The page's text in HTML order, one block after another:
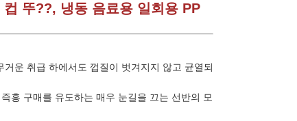
뚜??, 냉동 음료용 일회용 PP
운 취급 하에서도 껍질이 벗겨지지 않고 균열되
흥 구매를 유도하는 매우 눈길을 끄는 선반의 모